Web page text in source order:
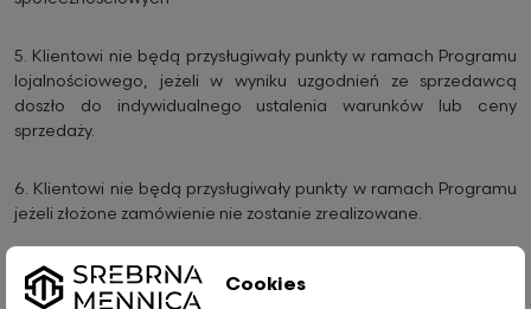
5. Klientowi nie będą przysługiwały punkty w ramach Programu
lojalnościowego, jeżeli w wyniku uzgodnień ze sprzedawcą
doszło do indywidualnego ustalenia warunków lub ceny
sprzedaży.
6. Klientowi nie będą przysługiwały punkty w ramach Programu
jeżeli złożone zamówienie nie zostanie zrealizowane.
Organizator zastrzega sobie prawo do wyłączenia danego
produktu z Programu bez podania przyczyny.
Cookies